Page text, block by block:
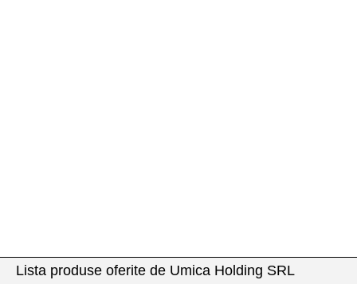
Lista produse oferite de Umica Holding SRL